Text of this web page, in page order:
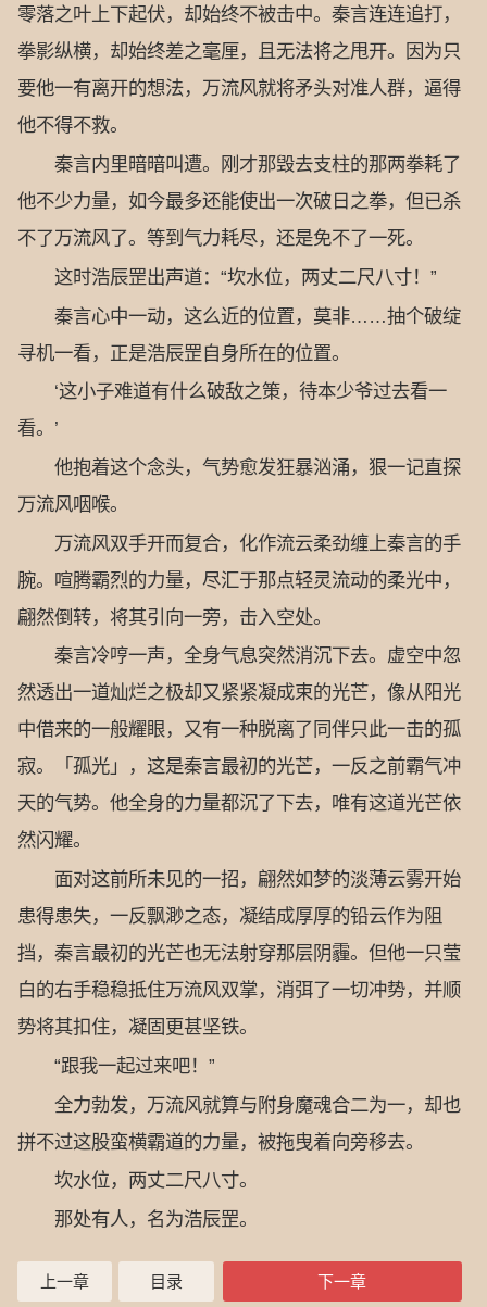
零落之叶上下起伏，却始终不被击中。秦言连连追打，
拳影纵横，却始终差之毫厘，且无法将之甩开。因为只
要他一有离开的想法，万流风就将矛头对准人群，逼得
他不得不救。
秦言内里暗暗叫遭。刚才那毁去支柱的那两拳耗了
他不少力量，如今最多还能使出一次破日之拳，但已杀
不了万流风了。等到气力耗尽，还是免不了一死。
这时浩辰罡出声道：“坎水位，两丈二尺八寸！”
秦言心中一动，这么近的位置，莫非……抽个破绽
寻机一看，正是浩辰罡自身所在的位置。
‘这小子难道有什么破敌之策，待本少爷过去看一
看。’
他抱着这个念头，气势愈发狂暴汹涌，狠一记直探
万流风咽喉。
万流风双手开而复合，化作流云柔劲缠上秦言的手
腕。喧腾霸烈的力量，尽汇于那点轻灵流动的柔光中，
翩然倒转，将其引向一旁，击入空处。
秦言冷哼一声，全身气息突然消沉下去。虚空中忽
然透出一道灿烂之极却又紧紧凝成束的光芒，像从阳光
中借来的一般耀眼，又有一种脱离了同伴只此一击的孤
寂。「孤光」，这是秦言最初的光芒，一反之前霸气冲
天的气势。他全身的力量都沉了下去，唯有这道光芒依
然闪耀。
面对这前所未见的一招，翩然如梦的淡薄云雾开始
患得患失，一反飘渺之态，凝结成厚厚的铅云作为阻
挡，秦言最初的光芒也无法射穿那层阴霾。但他一只莹
白的右手稳稳抵住万流风双掌，消弭了一切冲势，并顺
势将其扣住，凝固更甚坚铁。
“跟我一起过来吧！”
全力勃发，万流风就算与附身魔魂合二为一，却也
拼不过这股蛮横霸道的力量，被拖曳着向旁移去。
坎水位，两丈二尺八寸。
那处有人，名为浩辰罡。
上一章 目录 下一章